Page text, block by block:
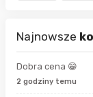
Najnowsze
Dobra cena 😁
2 godziny temu